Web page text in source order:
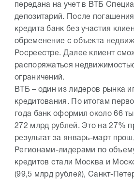
передана на учет в ВТБ
депозитарий. После
кредита банк без участия
обременение с объекта
Росреестре. Далее клиент
распоряжаться
ограничений.
ВТБ – один из лидеров рынка
кредитования. По итогам
года банк оформил около 66
272 млрд рублей. Это на 27%
результат за январь-март
Регионами-лидерами по
кредитов стали Москва и
(99,5 млрд рублей), Санкт-